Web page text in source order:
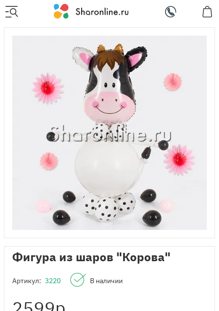
Фигура из шаров "Корова"
Артикул: 3220 В наличии